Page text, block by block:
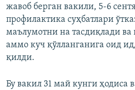
жавоб берган вакили, 5-6
профилактика суҳбатлари
маълумотни на тасдиқлади
аммо куч қўлланганига оид
қилди.
Бу вакил 31 май кунги ҳодиса